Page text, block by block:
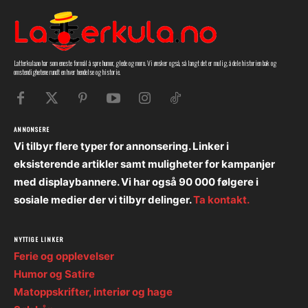
Latterkula.no har som eneste formål å spre humor, glede og moro. Vi ønsker også, så langt det er mulig, å dele historien bak og
omstendighetene rundt en hver hendelse og historie.
ANNONSERE
Vi tilbyr flere typer for annonsering. Linker i
eksisterende artikler samt muligheter for kampanjer
med displaybannere. Vi har også 90 000 følgere i
sosiale medier der vi tilbyr delinger.Ta kontakt.
NYTTIGE LINKER
Ferie og opplevelser
Humor og Satire
Matoppskrifter, interiør og hage